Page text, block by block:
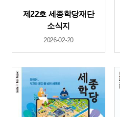
제22호 세종학당재단
소식지
2026-02-20